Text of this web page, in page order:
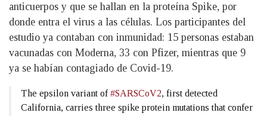
anticuerpos y que se hallan en la proteína Spike, por
donde entra el virus a las células. Los participantes del
estudio ya contaban con inmunidad: 15 personas estaban
vacunadas con Moderna, 33 con Pfizer, mientras que 9
ya se habían contagiado de Covid-19.
The epsilon variant of#SARSCoV2, first detected
California, carries three spike protein mutations that confer